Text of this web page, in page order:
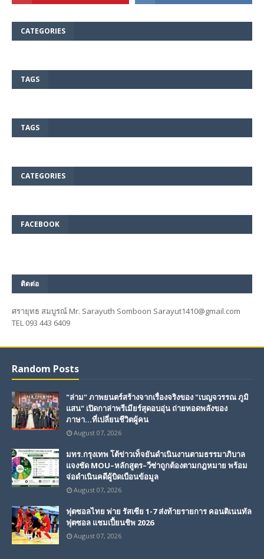
CATEGORIES
TAGS
TAGS
CATEGORIES
FACEBOOK
ติดต่อ
ศรายุทธ สมบูรณ์ Mr. Sarayuth Somboon Sarayut1410@gmail.com
TEL 093 443 6409
Random Posts
"ล่าม" ภาพยนตร์สร้างจากเรื่องจริงของ "เบญจวรรณ ภูมิ
แสน" เปิดกาล่าพรีเมียร์สุดอบอุ่น ถ่ายทอดพลังของ
ภาษา...ที่เปลี่ยนชีวิตผู้คน
August 07, 2026
มทร.กรุงเทพ โต้ข่าวเท็จยันดำเนินงานตามธรรมาภิบาล
แจงชัด MOU–หลักสูตร–วีซ่าถูกต้องตามกฎหมาย พร้อม
จ่อดำเนินคดีผู้บิดเบือนข้อมูล
August 07, 2026
ฟุตซอลไทย พ่าย รัสเซีย 1-7 ส่งท้ายรายการ คอนติเนนทัล
ฟุตซอล แชมเปี้ยนชิพ 2026
August 07, 2026